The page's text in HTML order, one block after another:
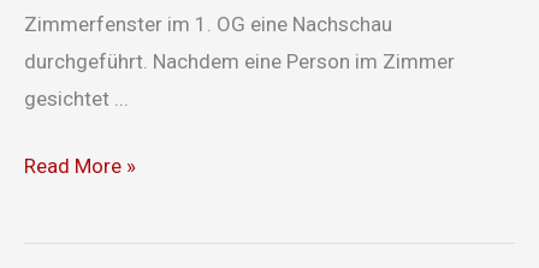
Zimmerfenster im 1. OG eine Nachschau
durchgeführt. Nachdem eine Person im Zimmer
gesichtet ...
Read More »